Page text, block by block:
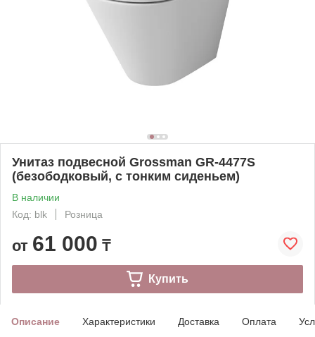
Унитаз подвесной Grossman GR-4477S
(безободковый, с тонким сиденьем)
В наличии
Код: blk
Розница
от 61 000 ₸
Купить
Описание Характеристики Доставка Оплата